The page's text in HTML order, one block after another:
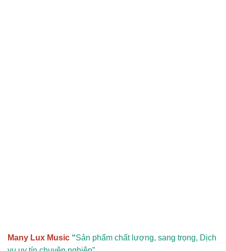
Many Lux Music “Sản phẩm chất lượng, sang trọng, Dịch